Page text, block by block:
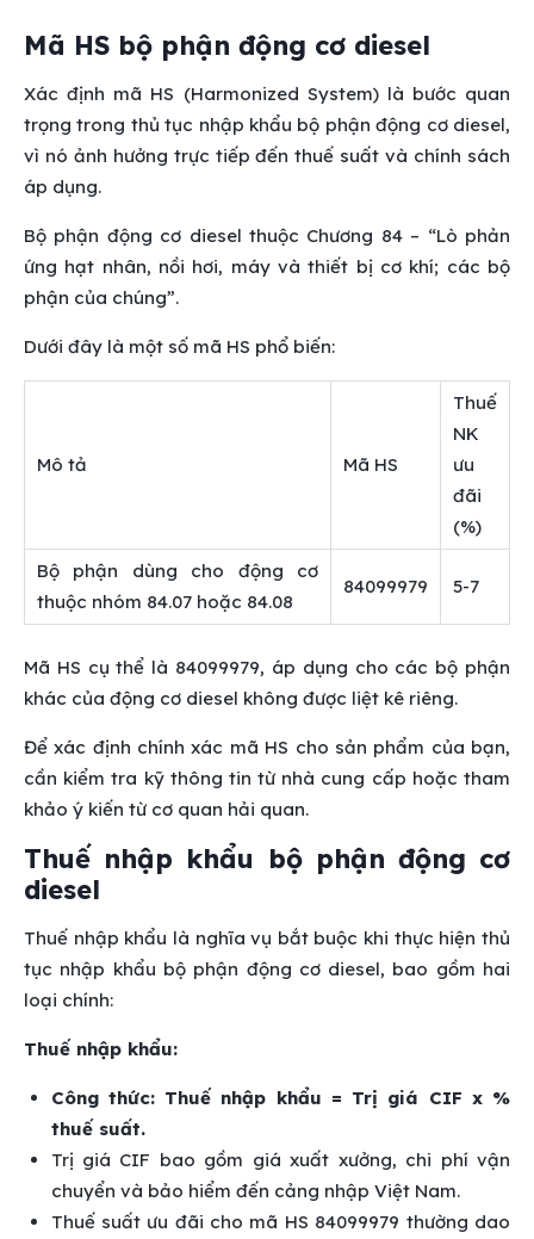
Mã HS bộ phận động cơ diesel
Xác định mã HS (Harmonized System) là bước quan
trọng trong thủ tục nhập khẩu bộ phận động cơ diesel,
vì nó ảnh hưởng trực tiếp đến thuế suất và chính sách
áp dụng.
Bộ phận động cơ diesel thuộc Chương 84 – “Lò phản
ứng hạt nhân, nồi hơi, máy và thiết bị cơ khí; các bộ
phận của chúng”.
Dưới đây là một số mã HS phổ biến:
Mô tả Mã HS
Thuế
NK
ưu
đãi
(%)
Bộ phận dùng cho động cơ
thuộc nhóm 84.07 hoặc 84.08
84099979 5-7
Mã HS cụ thể là 84099979, áp dụng cho các bộ phận
khác của động cơ diesel không được liệt kê riêng.
Để xác định chính xác mã HS cho sản phẩm của bạn,
cần kiểm tra kỹ thông tin từ nhà cung cấp hoặc tham
khảo ý kiến từ cơ quan hải quan.
Thuế nhập khẩu bộ phận động cơ
diesel
Thuế nhập khẩu là nghĩa vụ bắt buộc khi thực hiện thủ
tục nhập khẩu bộ phận động cơ diesel, bao gồm hai
loại chính:
Thuế nhập khẩu:
Công thức: Thuế nhập khẩu = Trị giá CIF x %
thuế suất.
Trị giá CIF bao gồm giá xuất xưởng, chi phí vận
chuyển và bảo hiểm đến cảng nhập Việt Nam.
Thuế suất ưu đãi cho mã HS 84099979 thường dao